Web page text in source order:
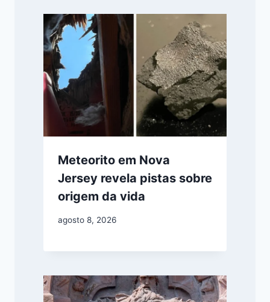
Meteorito em Nova
Jersey revela pistas sobre
origem da vida
agosto 8, 2026